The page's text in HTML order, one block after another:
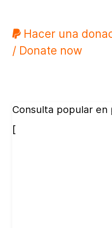
Hacer una
/ Donate now
Consulta popular en
[